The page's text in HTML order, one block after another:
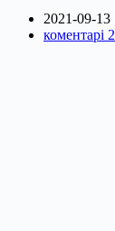
2021-09-13
коментарі 2